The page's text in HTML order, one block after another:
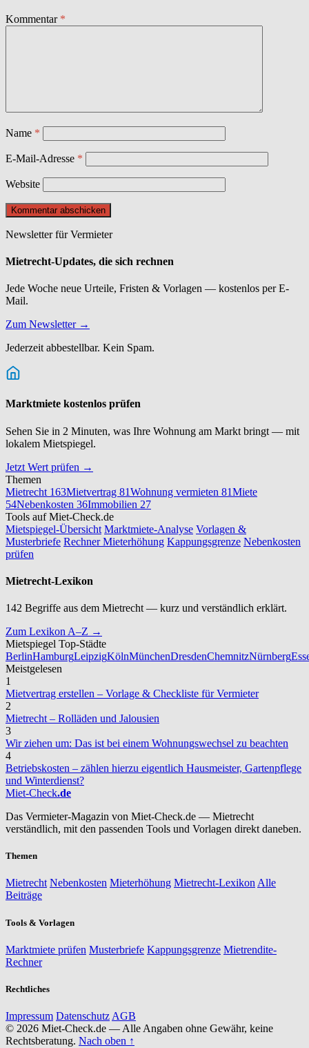
Kommentar *
Name *
E-Mail-Adresse *
Website
Newsletter für Vermieter
Mietrecht-Updates, die sich rechnen
Jede Woche neue Urteile, Fristen & Vorlagen — kostenlos per E-
Mail.
Zum Newsletter →
Jederzeit abbestellbar. Kein Spam.
Marktmiete kostenlos prüfen
Sehen Sie in 2 Minuten, was Ihre Wohnung am Markt bringt — mit
lokalem Mietspiegel.
Jetzt Wert prüfen →
Themen
Mietrecht 163Mietvertrag 81Wohnung vermieten 81Miete
54Nebenkosten 36Immobilien 27
Tools auf Miet-Check.de
Mietspiegel-Übersicht Marktmiete-Analyse Vorlagen &
Musterbriefe Rechner Mieterhöhung Kappungsgrenze Nebenkosten
prüfen
Mietrecht-Lexikon
142 Begriffe aus dem Mietrecht — kurz und verständlich erklärt.
Zum Lexikon A–Z →
Mietspiegel Top-Städte
BerlinHamburgLeipzigKölnMünchenDresdenChemnitzNürnberg
Meistgelesen
1
Mietvertrag erstellen – Vorlage & Checkliste für Vermieter
2
Mietrecht – Rolläden und Jalousien
3
Wir ziehen um: Das ist bei einem Wohnungswechsel zu beachten
4
Betriebskosten – zählen hierzu eigentlich Hausmeister, Gartenpflege
und Winterdienst?
Miet-Check.de
Das Vermieter-Magazin von Miet-Check.de — Mietrecht
verständlich, mit den passenden Tools und Vorlagen direkt daneben.
Themen
Mietrecht Nebenkosten Mieterhöhung Mietrecht-LexikonAlle
Beiträge
Tools & Vorlagen
Marktmiete prüfen Musterbriefe Kappungsgrenze Mietrendite-
Rechner
Rechtliches
Impressum Datenschutz AGB
© 2026 Miet-Check.de — Alle Angaben ohne Gewähr, keine
Rechtsberatung. Nach oben ↑